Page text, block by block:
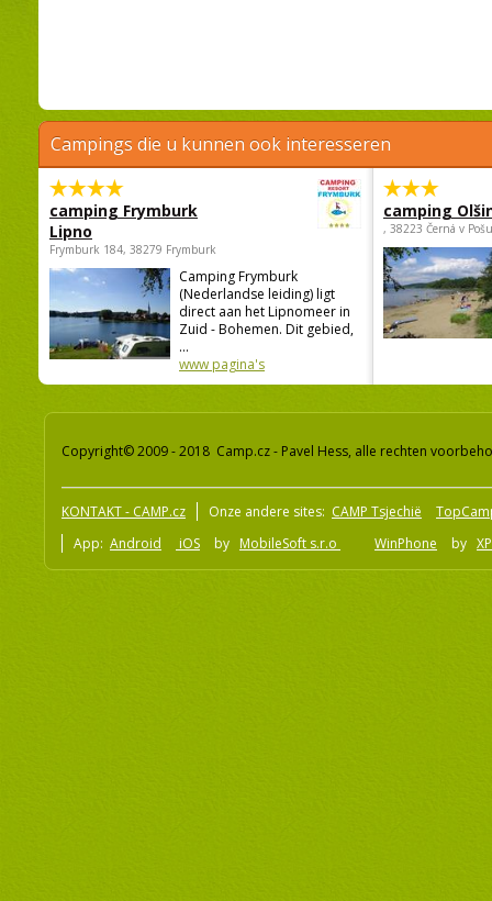
Campings die u kunnen ook interesseren
camping Frymburk
Lipno
Frymburk 184, 38279 Frymburk
Camping Frymburk
(Nederlandse leiding) ligt
direct aan het Lipnomeer in
Zuid - Bohemen. Dit gebied,
...
www pagina's
camping
, 38223 Černá v
Copyright© 2009 - 2018 Camp.cz - Pavel Hess, alle rechten
KONTAKT - CAMP.cz Onze andere sites: CAMP Tsjechië
App: Android iOS by MobileSoft s.r.o WinPhone by